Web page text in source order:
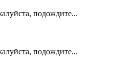
подождите...
подождите...